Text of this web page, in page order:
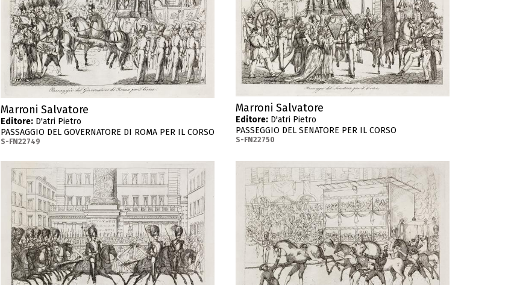
Marroni Salvatore
Editore: D'atri Pietro
PASSAGGIO DEL GOVERNATORE DI ROMA PER IL CORSO
S-FN22749
Marroni Salvatore
Editore: D'atri Pietro
PASSEGGIO DEL SENATORE PER IL CORSO
S-FN22750